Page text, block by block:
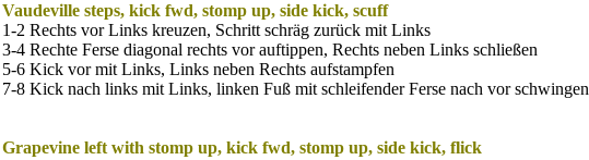
Vaudeville steps, kick fwd, stomp up, side kick, scuff
1-2 Rechts vor Links kreuzen, Schritt schräg zurück mit Links
3-4 Rechte Ferse diagonal rechts vor auftippen, Rechts neben Links schließen
5-6 Kick vor mit Links, Links neben Rechts aufstampfen
7-8 Kick nach links mit Links, linken Fuß mit schleifender Ferse nach vor schwingen
Grapevine left with stomp up, kick fwd, stomp up, side kick, flick